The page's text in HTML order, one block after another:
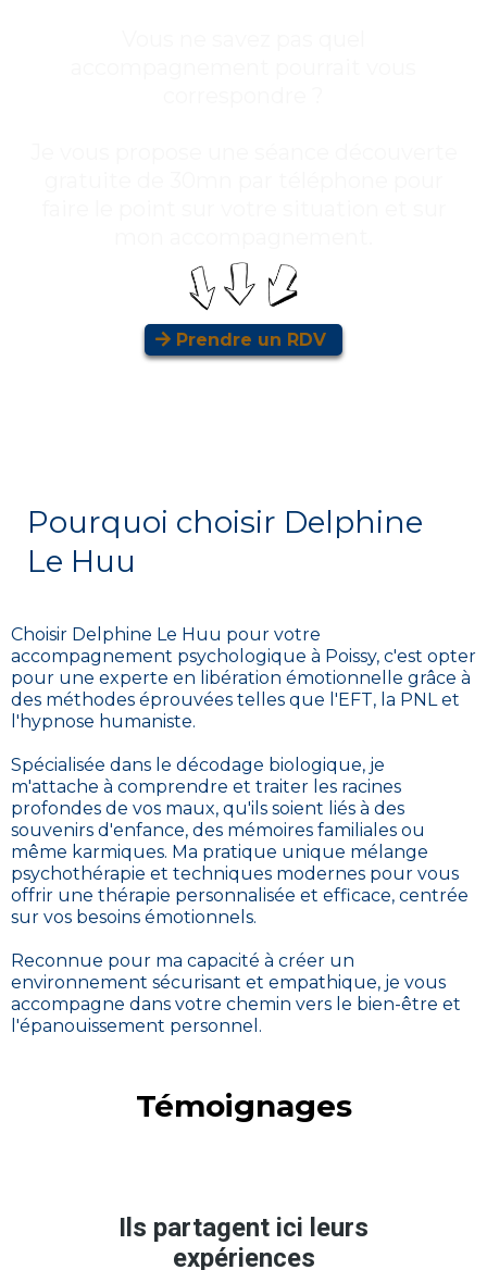
Prendre un RDV
Pourquoi choisir Delphine
Le Huu
Choisir Delphine Le Huu pour votre
accompagnement psychologique à Poissy, c'est opter
pour une experte en libération émotionnelle grâce à
des méthodes éprouvées telles que l'EFT, la PNL et
l'hypnose humaniste.
Spécialisée dans le décodage biologique, je
m'attache à comprendre et traiter les racines
profondes de vos maux, qu'ils soient liés à des
souvenirs d'enfance, des mémoires familiales ou
même karmiques. Ma pratique unique mélange
psychothérapie et techniques modernes pour vous
offrir une thérapie personnalisée et efficace, centrée
sur vos besoins émotionnels.
Reconnue pour ma capacité à créer un
environnement sécurisant et empathique, je vous
accompagne dans votre chemin vers le bien-être et
l'épanouissement personnel.
Témoignages